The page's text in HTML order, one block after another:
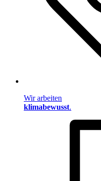
Wir arbeiten
klimabewusst.